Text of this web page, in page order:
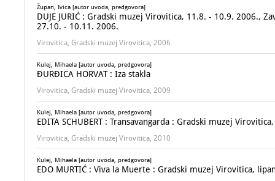
Župan, Ivica [autor uvoda, predgovora]
DUJE JURIĆ : Gradski muzej Virovitica, 11.8. - 10.9. 2006.,
27.10. - 10.11. 2006.
Virovitica, Gradski muzej Virovitica, 2006
Kulej, Mihaela [autor uvoda, predgovora]
ĐURĐICA HORVAT : Iza stakla
Virovitica, Gradski muzej Virovitica, 2009
Kulej, Mihaela [autor uvoda, predgovora]
EDITA SCHUBERT : Transavangarda : Gradski muzej
Virovitica, Gradski muzej Virovitica, 2010
Kulej, Mihaela [autor uvoda, predgovora]
EDO MURTIĆ : Viva la Muerte : Gradski muzej Virovitica,